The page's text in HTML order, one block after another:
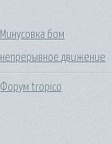
Минусовка бом
непрерывное движение
Форум tropico